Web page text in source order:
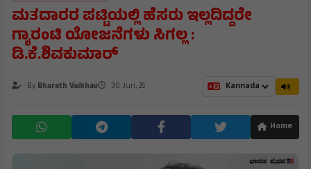
ಮತದಾರರ ಪಟ್ಟಿಯಲ್ಲಿ ಹೆಸರು ಇಲ್ಲದಿದ್ದರೇ
ಗ್ಯಾರಂಟಿ ಯೋಜನೆಗಳು ಸಿಗಲ್ಲ :
ಡಿ.ಕೆ.ಶಿವಕುಮಾರ್
By Bharath Vaibhav 30 Jun, 26
Home